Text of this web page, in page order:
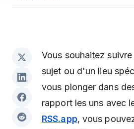
Vous souhaitez
sujet ou d'un lieu
vous plonger dans
rapport les uns avec
RSS.app, vous